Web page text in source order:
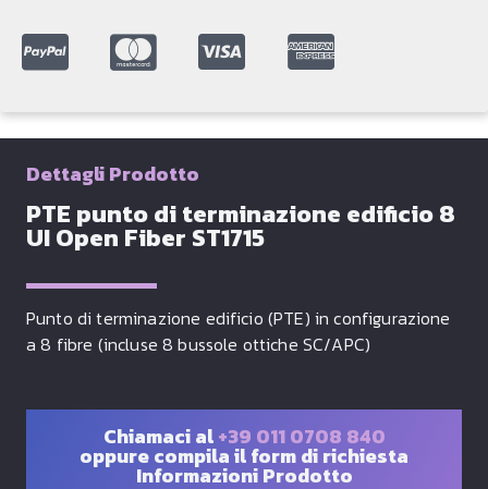
Dettagli Prodotto
PTE punto di terminazione edificio 8
UI Open Fiber ST1715
Punto di terminazione edificio (PTE) in configurazione
a 8 fibre (incluse 8 bussole ottiche SC/APC)
Chiamaci al +39 011 0708 840
oppure compila il form di richiesta
Informazioni Prodotto